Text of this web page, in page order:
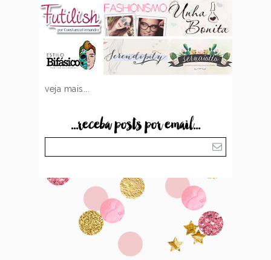
veja mais...
...receba posts por email...